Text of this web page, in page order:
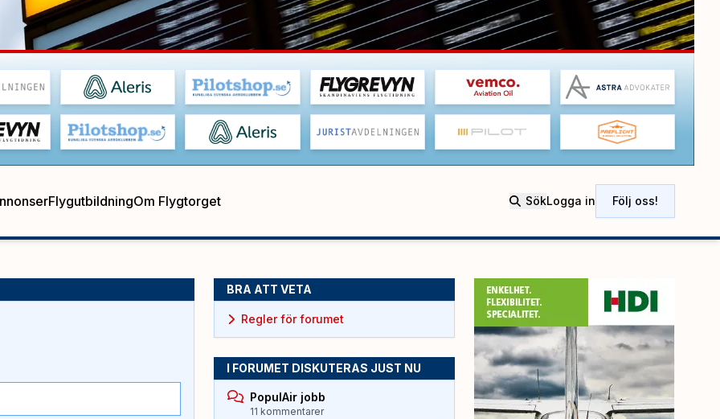
FlygutbildningOm Flygtorget SökLogga in Följ oss!
BRA ATT VETA
Regler för forumet
I FORUMET DISKUTERAS JUST NU
PopulAir jobb
11 kommentarer